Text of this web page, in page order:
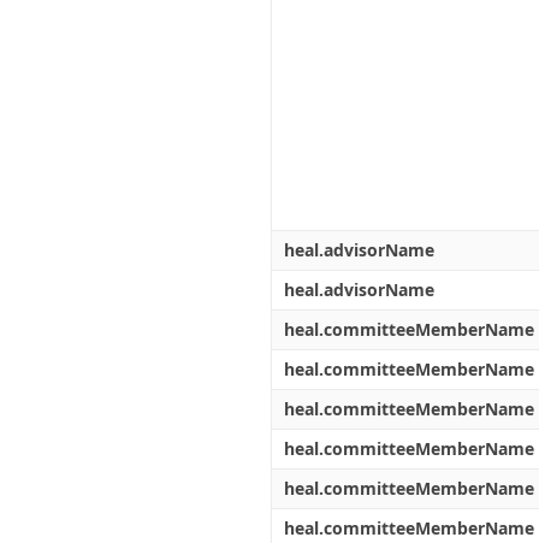
heal.advisorName
heal.advisorName
heal.committeeMemberName
heal.committeeMemberName
heal.committeeMemberName
heal.committeeMemberName
heal.committeeMemberName
heal.committeeMemberName